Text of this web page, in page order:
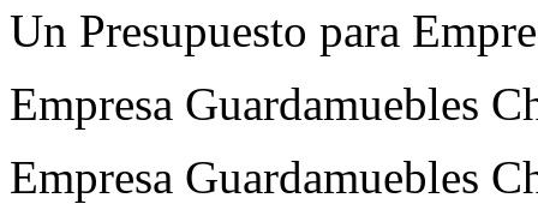
Un Presupuesto para
Empresa Guardamuebles
Empresa Guardamuebles